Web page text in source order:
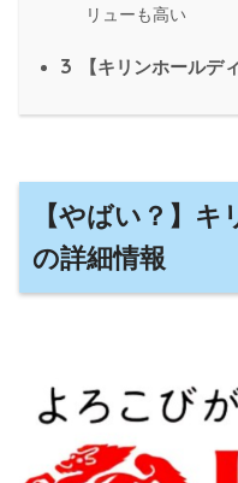
リューも高い
3 【キリンホールデ
【やばい？】
の詳細情報